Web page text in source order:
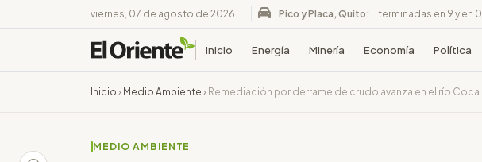
viernes, 07 de agosto de 2026 Pico y Placa, Quito: terminadas en 9 y en 0
Inicio Energía Minería Economía Política
Inicio › Medio Ambiente › Remediación por derrame de crudo avanza en el río Coca
MEDIO AMBIENTE